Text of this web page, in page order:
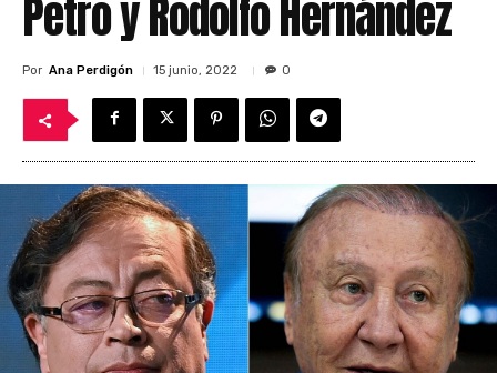
Petro y Rodolfo Hernández
Por Ana Perdigón 15 junio, 2022 0